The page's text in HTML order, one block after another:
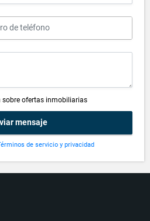
ofertas inmobiliarias
mensaje
de servicio y privacidad